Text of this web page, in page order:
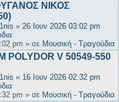
ΝΙΚΟΣ
« 26 Ιουν 2026 03:02 pm
pm » σε Μουσική - Τραγούδια
V 50549-550
« 16 Ιουν 2026 02:32 pm
pm » σε Μουσική - Τραγούδια